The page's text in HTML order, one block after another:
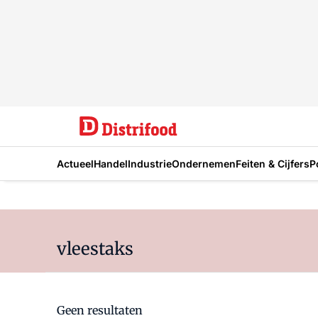
ActueelHandelIndustrieOndernemenFeiten & Cijfers
vleestaks
Geen resultaten